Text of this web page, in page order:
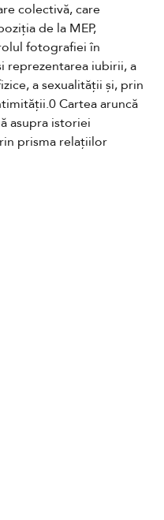
colectivă, care
de la MEP,
fotografiei în
reprezentarea iubirii, a
a sexualității și, prin
Cartea aruncă
asupra istoriei
prisma relațiilor